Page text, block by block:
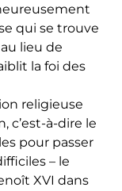
qui se trouve
lieu de
la foi des
religieuse
c’est-à-dire le
pour passer
– le
XVI dans